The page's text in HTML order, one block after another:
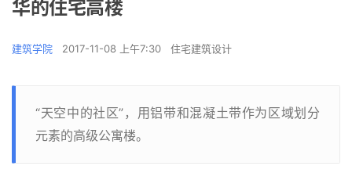
华的住宅高楼
建筑学院 2017-11-08 上午7:30 住宅建筑设计
“天空中的社区”，用铝带和混凝土带作为区域划分
元素的高级公寓楼。